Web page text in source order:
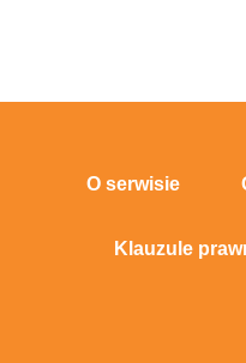
O serwisie
Klauzule